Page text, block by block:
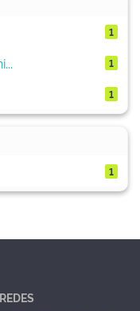
1
1
1
1